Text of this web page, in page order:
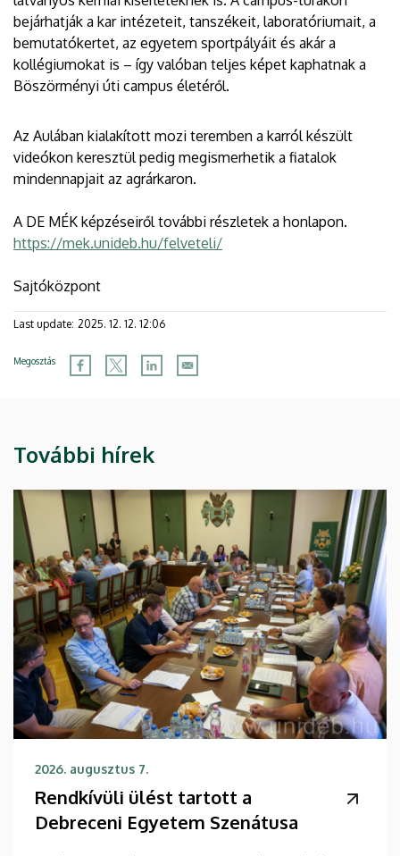
bejárhatják a kar intézeteit, tanszékeit, laboratóriumait, a
bemutatókertet, az egyetem sportpályáit és akár a
kollégiumokat is – így valóban teljes képet kaphatnak a
Böszörményi úti campus életéről.
Az Aulában kialakított mozi teremben a karról készült
videókon keresztül pedig megismerhetik a fiatalok
mindennapjait az agrárkaron.
A DE MÉK képzéseiről további részletek a honlapon.
https://mek.unideb.hu/felveteli/
Sajtóközpont
Last update: 2025. 12. 12. 12:06
Megosztás
További hírek
2026. augusztus 7.
Rendkívüli ülést tartott a
Debreceni Egyetem Szenátusa